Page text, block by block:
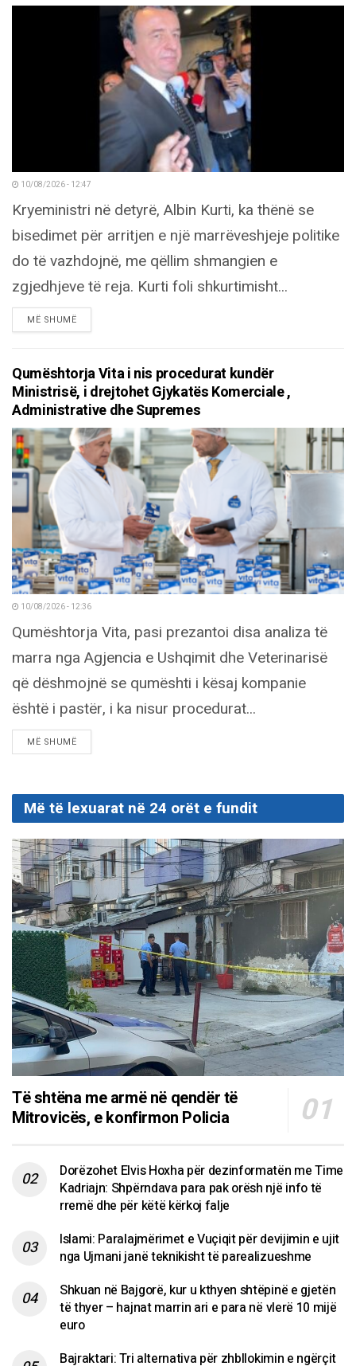
10/08/2026 - 12:47
Kryeministri në detyrë, Albin Kurti, ka thënë se
bisedimet për arritjen e një marrëveshjeje politike
do të vazhdojnë, me qëllim shmangien e
zgjedhjeve të reja. Kurti foli shkurtimisht...
MË SHUMËDETAILS
Qumështorja Vita i nis procedurat kundër
Ministrisë, i drejtohet Gjykatës Komerciale ,
Administrative dhe Supremes
10/08/2026 - 12:36
Qumështorja Vita, pasi prezantoi disa analiza të
marra nga Agjencia e Ushqimit dhe Veterinarisë
që dëshmojnë se qumështi i kësaj kompanie
është i pastër, i ka nisur procedurat...
MË SHUMËDETAILS
Më të lexuarat në 24 orët e fundit
Të shtëna me armë në qendër të
Mitrovicës, e konfirmon Policia
Dorëzohet Elvis Hoxha për dezinformatën me Time
Kadriajn: Shpërndava para pak orësh një info të
rremë dhe për këtë kërkoj falje
Islami: Paralajmërimet e Vuçiqit për devijimin e ujit
nga Ujmani janë teknikisht të parealizueshme
Shkuan në Bajgorë, kur u kthyen shtëpinë e gjetën
të thyer – hajnat marrin ari e para në vlerë 10 mijë
euro
Bajraktari: Tri alternativa për zhbllokimin e ngërçit